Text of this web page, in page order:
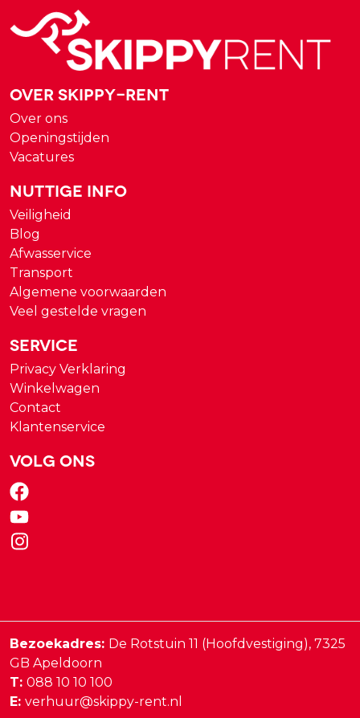
Over Skippy-rent
Over ons
Openingstijden
Vacatures
Nuttige Info
Veiligheid
Blog
Afwasservice
Transport
Algemene voorwaarden
Veel gestelde vragen
Service
Privacy Verklaring
Winkelwagen
Contact
Klantenservice
Volg ons
Bezoekadres: De Rotstuin 11 (Hoofdvestiging), 7325
GB Apeldoorn
T: 088 10 10 100
E: verhuur@skippy-rent.nl